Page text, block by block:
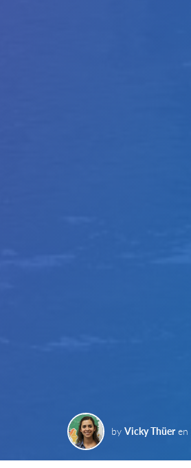
by Vicky Thüer en